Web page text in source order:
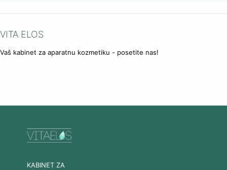
VITA ELOS
Vaš kabinet za aparatnu kozmetiku - posetite nas!
KABINET ZA